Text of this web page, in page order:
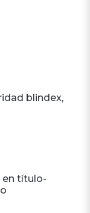
blindex,
en título-